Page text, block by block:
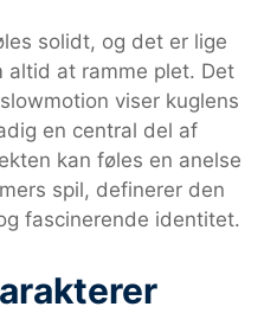
solidt, og det er lige
altid at ramme plet. Det
viser kuglens
en central del af
kan føles en anelse
spil, definerer den
fascinerende identitet.